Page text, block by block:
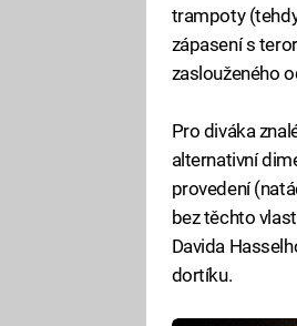
trampoty
zápasení s
zaslouženého
Pro diváka
alternativní
provedení
bez těchto
Davida
dortíku.